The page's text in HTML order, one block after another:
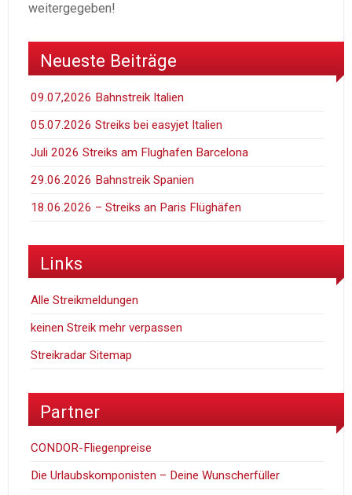
weitergegeben!
Neueste Beiträge
09.07,2026 Bahnstreik Italien
05.07.2026 Streiks bei easyjet Italien
Juli 2026 Streiks am Flughafen Barcelona
29.06.2026 Bahnstreik Spanien
18.06.2026 – Streiks an Paris Flüghäfen
Links
Alle Streikmeldungen
keinen Streik mehr verpassen
Streikradar Sitemap
Partner
CONDOR-Fliegenpreise
Die Urlaubskomponisten – Deine Wunscherfüller